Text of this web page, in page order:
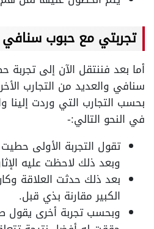
تجربتي مع حبوب سنافي
أما بعد فننتقل الآن إلى
سنافي والعديد من التجارب
بحسب التجارب التي وردت إلينا
في النحو التالي:-
تقول التجربة الأولى
وبعد ذلك لاحظت عليه
بعد ذلك حدثت العلاقة
الكبير مقارنة بذي قبل.
وبحسب تجربة أخرى يقول